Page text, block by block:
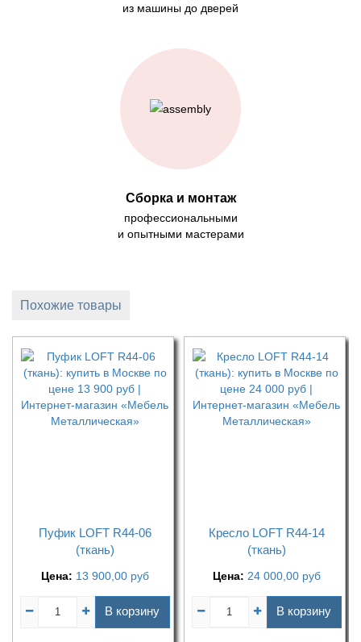
из машины до дверей
Сборка и монтаж
профессиональными
и опытными мастерами
Похожие товары
Пуфик LOFT R44-06
(ткань)
Цена: 13 900,00 руб
В корзину
Кресло LOFT R44-14
(ткань)
Цена: 24 000,00 руб
В корзину